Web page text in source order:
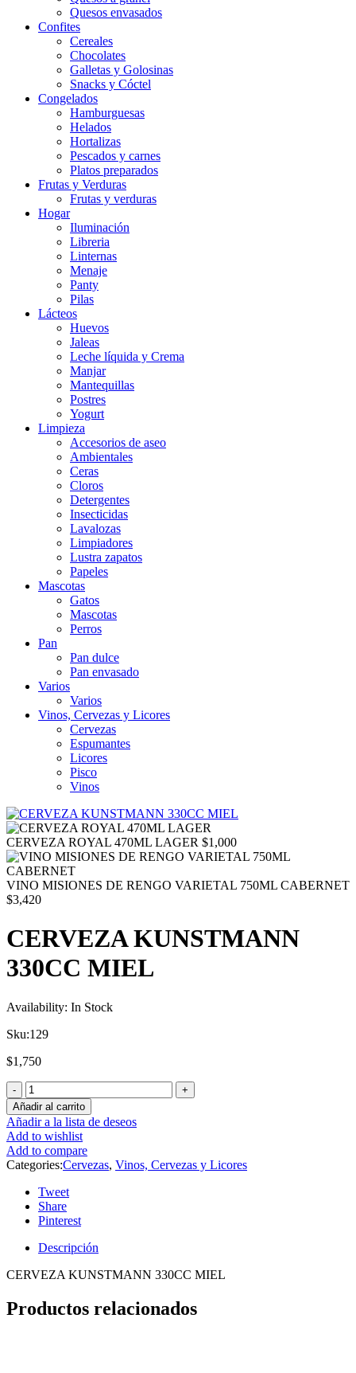
Quesos envasados
Confites
Cereales
Chocolates
Galletas y Golosinas
Snacks y Cóctel
Congelados
Hamburguesas
Helados
Hortalizas
Pescados y carnes
Platos preparados
Frutas y Verduras
Frutas y verduras
Hogar
Iluminación
Libreria
Linternas
Menaje
Panty
Pilas
Lácteos
Huevos
Jaleas
Leche líquida y Crema
Manjar
Mantequillas
Postres
Yogurt
Limpieza
Accesorios de aseo
Ambientales
Ceras
Cloros
Detergentes
Insecticidas
Lavalozas
Limpiadores
Lustra zapatos
Papeles
Mascotas
Gatos
Mascotas
Perros
Pan
Pan dulce
Pan envasado
Varios
Varios
Vinos, Cervezas y Licores
Cervezas
Espumantes
Licores
Pisco
Vinos
CERVEZA ROYAL 470ML LAGER $1,000
VINO MISIONES DE RENGO VARIETAL 750ML CABERNET
$3,420
CERVEZA KUNSTMANN
330CC MIEL
Availability: In Stock
Sku:129
$1,750
Añadir al carrito
Añadir a la lista de deseos
Add to wishlist
Add to compare
Categories:Cervezas, Vinos, Cervezas y Licores
Tweet
Share
Pinterest
Descripción
CERVEZA KUNSTMANN 330CC MIEL
Productos relacionados